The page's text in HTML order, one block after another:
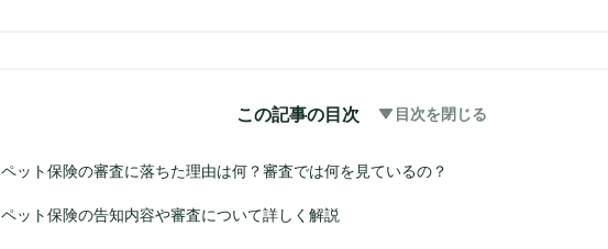
この記事の目次 目次を閉じる
ペット保険の審査に落ちた理由は何？審査では何を見ているの？
ペット保険の告知内容や審査について詳しく解説